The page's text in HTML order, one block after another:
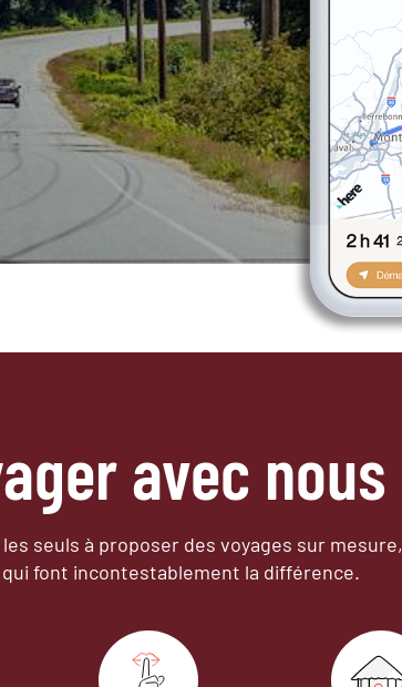
avec nous
seuls à proposer des voyages sur mesure,
font incontestablement la différence.